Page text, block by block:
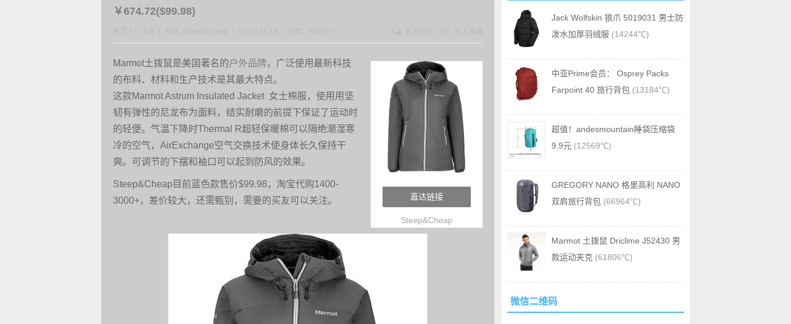
￥674.72($99.98)
直达链接
Steep&Cheap
Marmot土拨鼠是美国著名的户外品牌，广泛使用最新科技
的布料、材料和生产技术是其最大特点。
这款Marmot Astrum Insulated Jacket 女士棉服，使用用坚
韧有弹性的尼龙布为面料，结实耐磨的前提下保证了运动时
的轻便。气温下降时Thermal R超轻保暖棉可以隔绝潮湿寒
冷的空气，AirExchange空气交换技术使身体长久保持干
爽。可调节的下摆和袖口可以起到防风的效果。
Steep&Cheap目前蓝色款售价$99.98，淘宝代购1400-
3000+，差价较大，还需甄别，需要的买友可以关注。
Jack Wolfskin 狼爪 5019031 男士防
泼水加厚羽绒服 (14244℃)
中亚Prime会员： Osprey Packs
Farpoint 40 旅行背包 (13184℃)
超值！andesmountain睡袋压缩袋
9.9元 (12569℃)
GREGORY NANO 格里高利 NANO
双肩旅行背包 (66964℃)
Marmot 土拨鼠 Driclime J52430 男
款运动夹克 (61806℃)
微信二维码